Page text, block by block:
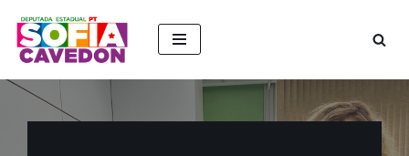
Pular
o
conteúdo